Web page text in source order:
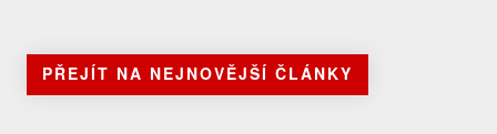
PŘEJÍT NA NEJNOVĚJŠÍ ČLÁNKY